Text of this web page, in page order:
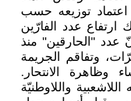
توزيعه حسب
عدد الفارّين
عدد "الحارقين" منذ
وتفاقم الجريمة
وظاهرة الانتحار.
واللاوطنيّة